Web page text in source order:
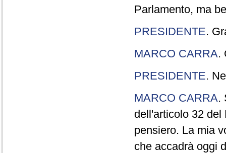
Parlamento, ma
PRESIDENTE.
MARCO CARRA.
PRESIDENTE.
MARCO CARRA.
dell'articolo 32 del
pensiero. La mia
che accadrà oggi